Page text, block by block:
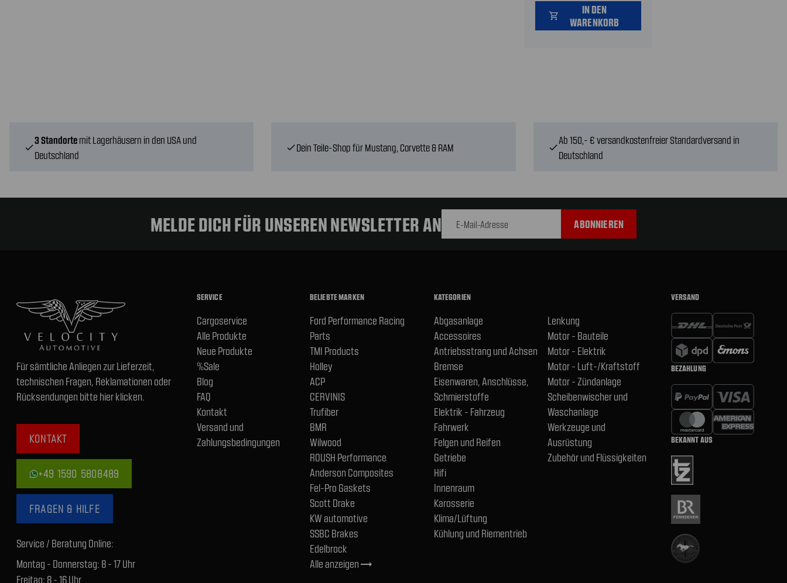
shopping_cart
IN DEN
WARENKORB
check
3 Standorte mit Lagerhäusern in den USA und
Deutschland
checkDein Teile-Shop für Mustang, Corvette & RAM check
Ab 150,- € versandkostenfreier Standardversand in
Deutschland
MELDE DICH FÜR UNSEREN NEWSLETTER AN
Für sämtliche Anliegen zur Lieferzeit,
technischen Fragen, Reklamationen oder
Rücksendungen bitte hier klicken.
KONTAKT
+49 1590 5808489
FRAGEN & HILFE
Service / Beratung Online:
Montag - Donnerstag: 8 - 17 Uhr
Freitag: 8 - 16 Uhr
SERVICE
Cargoservice
Alle Produkte
Neue Produkte
%Sale
Blog
FAQ
Kontakt
Versand und
Zahlungsbedingungen
BELIEBTE MARKEN
Ford Performance Racing
Parts
TMI Products
Holley
ACP
CERVINIS
Trufiber
BMR
Wilwood
ROUSH Performance
Anderson Composites
Fel-Pro Gaskets
Scott Drake
KW automotive
SSBC Brakes
Edelbrock
Alle anzeigentrending_flat
KATEGORIEN
Abgasanlage
Accessoires
Antriebsstrang und Achsen
Bremse
Eisenwaren, Anschlüsse,
Schmierstoffe
Elektrik - Fahrzeug
Fahrwerk
Felgen und Reifen
Getriebe
Hifi
Innenraum
Karosserie
Klima/Lüftung
Kühlung und Riementrieb
Lenkung
Motor - Bauteile
Motor - Elektrik
Motor - Luft-/Kraftstoff
Motor - Zündanlage
Scheibenwischer und
Waschanlage
Werkzeuge und
Ausrüstung
Zubehör und Flüssigkeiten
VERSAND
BEZAHLUNG
BEKANNT AUS